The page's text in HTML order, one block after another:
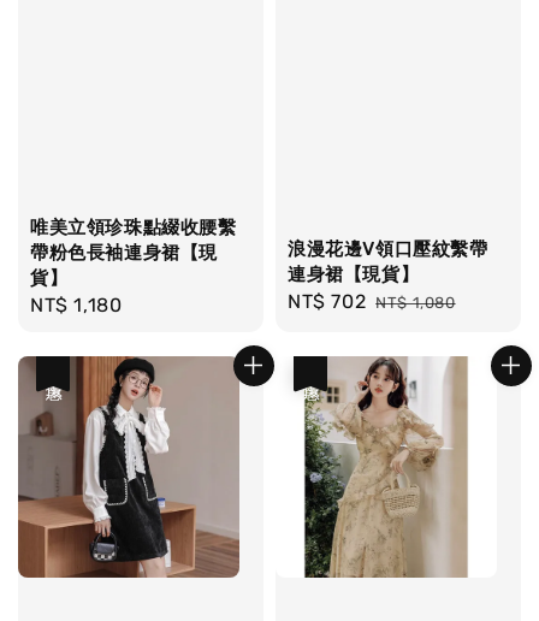
唯美立領珍珠點綴收腰繫
帶粉色長袖連身裙【現
貨】
Regular
NT$ 1,180
浪漫花邊V領口壓紋繫帶
連身裙【現貨】
Sale
NT$ 702 Regular
NT$ 1,080